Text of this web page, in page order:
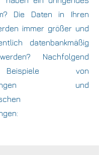
Die Daten in Ihren
immer größer und
datenbankmäßig
Nachfolgend
von
und